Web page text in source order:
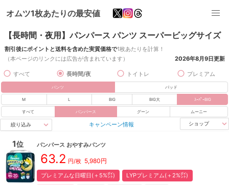
オムツ1枚あたりの最安値
【長時間・夜用】パンパース パンツ スーパービッグサイズ
割引後にポイントと送料を含めた実質価格で1枚あたりを計算！
（本ページのリンクには広告が含まれています）
2026年8月9日更新
すべて 長時間/夜 トイトレ プレミアム
パンツ パッド
M L BIG BIG大 ｽｰﾊﾟｰBIG
すべて パンパース グーン ムーニー
絞り込み キャンペーン情報 ショップ
1位 パンパース おやすみパンツ
63.2 円/枚 5,980円
プレミアムな日曜日(＋5%㌽) LYPプレミアム(＋2%㌽)